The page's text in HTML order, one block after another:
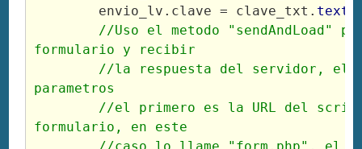
	envio_lv.clave = clave_txt.
text
//Uso el metodo "sendAndLoad"
formulario y recibir
parametros
formulario, en este